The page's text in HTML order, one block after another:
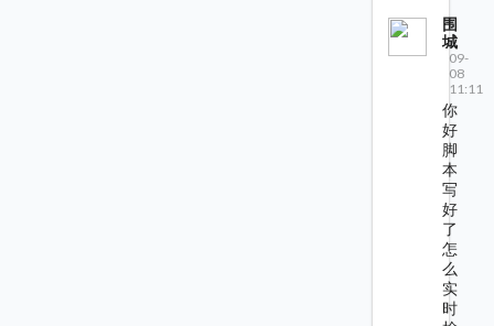
围
城
09-
08
11:11
你
好
脚
本
写
好
了
怎
么
实
时